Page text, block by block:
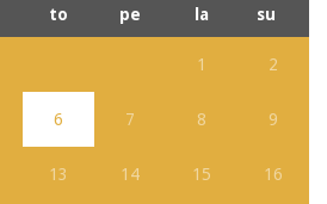
to pe la su
1 2
6 7 8 9
13 14 15 16